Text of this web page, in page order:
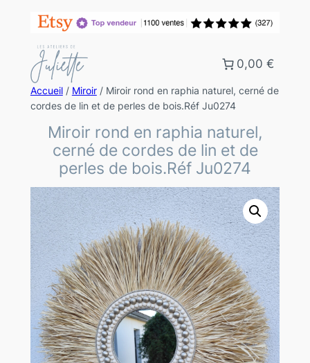
0,00 €
Accueil/ Miroir/ Miroir rond en raphia naturel, cerné de
cordes de lin et de perles de bois.Réf Ju0274
Miroir rond en raphia naturel,
cerné de cordes de lin et de
perles de bois.Réf Ju0274